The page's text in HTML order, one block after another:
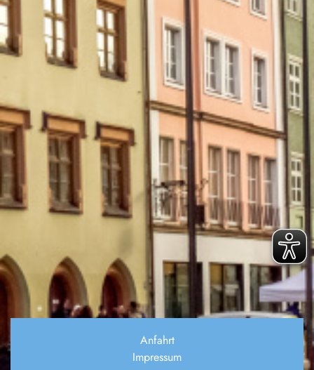
Anfahrt
Impressum